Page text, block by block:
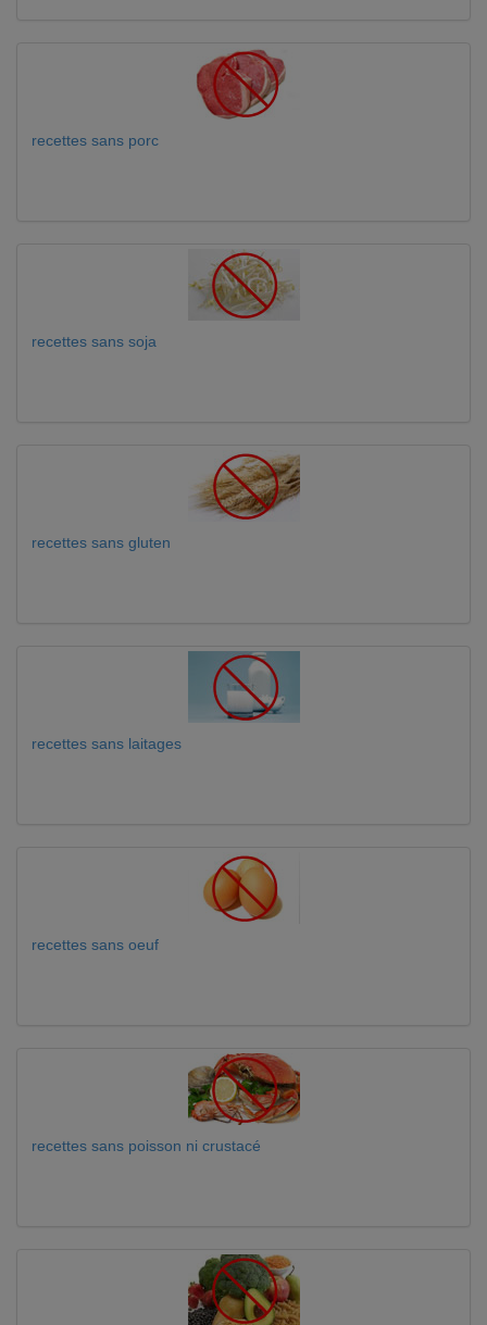
recettes sans porc
recettes sans soja
recettes sans gluten
recettes sans laitages
recettes sans oeuf
recettes sans poisson ni crustacé